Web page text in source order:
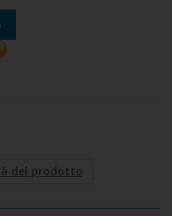
del prodotto